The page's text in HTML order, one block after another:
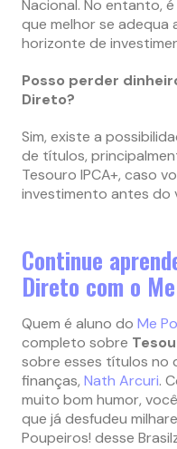
Nacional. No entanto,
que melhor se adequa
horizonte de
Posso perder
Direto?
Sim, existe a
de títulos,
Tesouro IPCA+, caso
investimento antes do
Continue
Direto com o
Quem é aluno do Me
completo sobre
sobre esses títulos no
finanças, Nath Arcuri.
muito bom humor,
que já desfudeu
Poupeiros! desse